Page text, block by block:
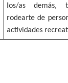
los/as demás,
rodearte de
actividades